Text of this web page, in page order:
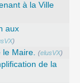
à la Ville
aux
)
le Maire. (elusVX)
de la